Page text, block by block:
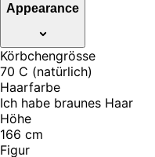
Appearance
Körbchengrösse
70 C (natürlich)
Haarfarbe
Ich habe braunes Haar
Höhe
166 cm
Figur